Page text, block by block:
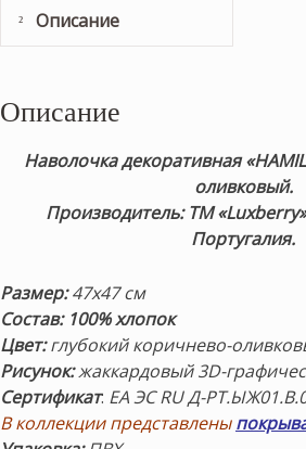
Описание
Описание
Наволочка декоративная
оливковый.
Производитель: ТМ
Португалия.
Размер:47х47 см
Состав: 100% хлопок
Цвет:глубокий коричнево-
Рисунок:жаккардовый 3D-
Сертификат: ЕА ЭС RU Д-
В коллекции представлены